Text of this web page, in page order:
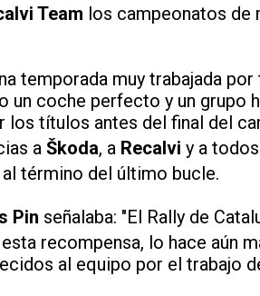
Team los campeonatos de
temporada muy trabajada
un coche perfecto y un grupo
los títulos antes del final del
a Škoda, a Recalvi y a
término del último bucle.
Pin señalaba: "El Rally de
recompensa, lo hace aún
al equipo por el trabajo